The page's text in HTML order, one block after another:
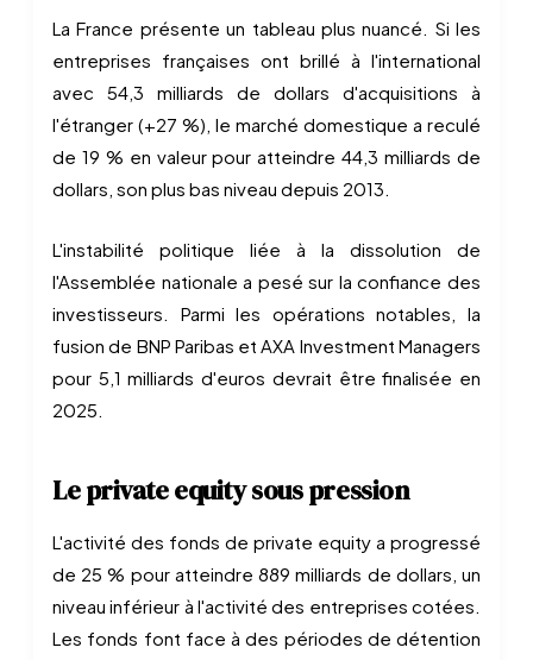
La France présente un tableau plus nuancé. Si les
entreprises françaises ont brillé à l'international
avec 54,3 milliards de dollars d'acquisitions à
l'étranger (+27 %), le marché domestique a reculé
de 19 % en valeur pour atteindre 44,3 milliards de
dollars, son plus bas niveau depuis 2013.
L'instabilité politique liée à la dissolution de
l'Assemblée nationale a pesé sur la confiance des
investisseurs. Parmi les opérations notables, la
fusion de BNP Paribas et AXA Investment Managers
pour 5,1 milliards d'euros devrait être finalisée en
2025.
Le private equity sous pression
L'activité des fonds de private equity a progressé
de 25 % pour atteindre 889 milliards de dollars, un
niveau inférieur à l'activité des entreprises cotées.
Les fonds font face à des périodes de détention